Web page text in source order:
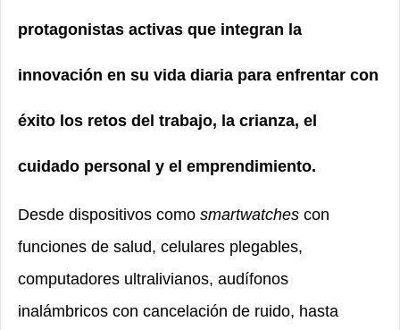
protagonistas activas que integran la
innovación en su vida diaria para enfrentar con
éxito los retos del trabajo, la crianza, el
cuidado personal y el emprendimiento.
Desde dispositivos como smartwatches con
funciones de salud, celulares plegables,
computadores ultralivianos, audífonos
inalámbricos con cancelación de ruido, hasta